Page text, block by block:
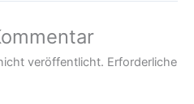
veröffentlicht. Erforderliche